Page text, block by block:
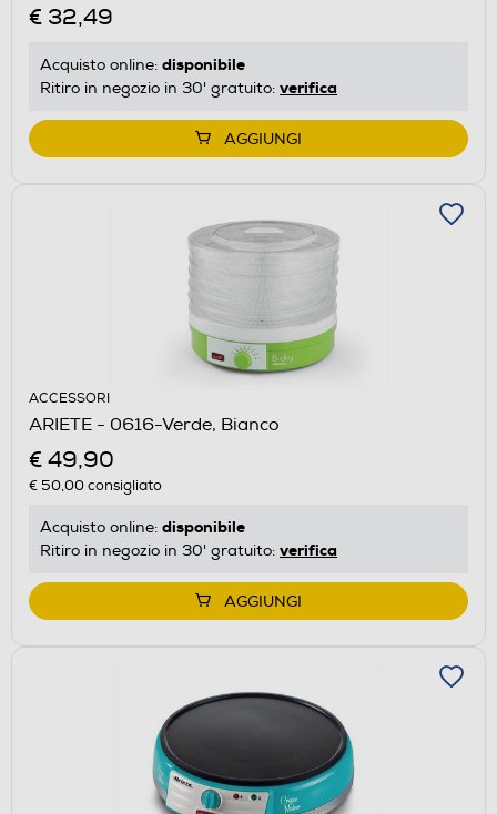
€ 32,49
Acquisto online: disponibile
Ritiro in negozio in 30' gratuito: verifica
AGGIUNGI
ACCESSORI
ARIETE - 0616-Verde, Bianco
€ 49,90
€ 50,00consigliato
Acquisto online: disponibile
Ritiro in negozio in 30' gratuito: verifica
AGGIUNGI